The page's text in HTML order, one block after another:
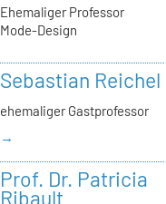
Ehemaliger Professor
Mode-Design
Sebastian Reichel
ehemaliger Gastprofessor
→
Prof. Dr. Patricia
Ribault